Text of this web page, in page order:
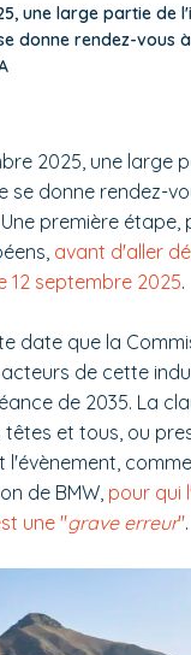
une large partie de
donne rendez-vous
2025, une large
se donne rendez-
première étape,
avant d'aller
12 septembre 2025.
date que la
de cette
de 2035. La
et tous, ou
l'évènement,
de BMW, pour qui
une "grave erreur".